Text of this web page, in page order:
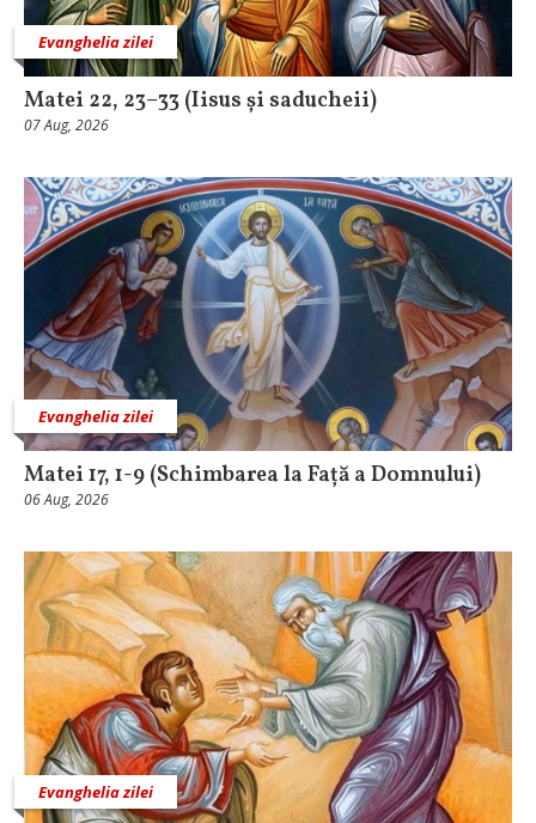
Evanghelia zilei
Matei 22, 23–33 (Iisus și saducheii)
07 Aug, 2026
Evanghelia zilei
Matei 17, 1-9 (Schimbarea la Față a Domnului)
06 Aug, 2026
Evanghelia zilei